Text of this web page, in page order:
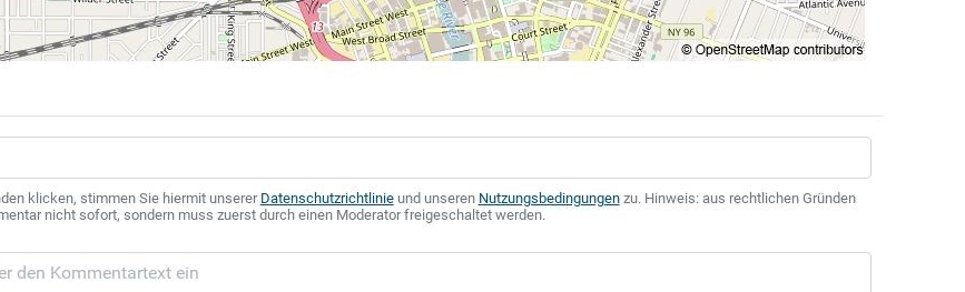
klicken, stimmen Sie hiermit unserer Datenschutzrichtlinieund unseren Nutzungsbedingungenzu. Hinweis: aus rechtlichen Gründen
nicht sofort, sondern muss zuerst durch einen Moderator freigeschaltet werden.